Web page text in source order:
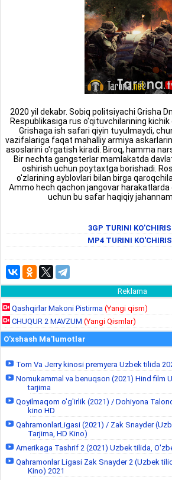
2020 yil dekabr. Sobiq politsiyachi Grisha
Respublikasiga rus o'qituvchilarining kichik
Grishaga ish safari qiyin tuyulmaydi,
vazifalariga faqat mahalliy armiya
asoslarini o'rgatish kiradi. Biroq, hamma
Bir nechta gangsterlar mamlakatda
oshirish uchun poytaxtga borishadi.
o'zlarining ayblovlari bilan birga
Ammo hech qachon jangovar
uchun bu safar haqiqiy
3GP TURINI
MP4 TURINI
Reklama
Qashqirlar Makoni Pistirma (Yangi qism)
CHUQUR 2 MAVZUM (Yangi Qismlar)
O'xshash Ma'lumotlar
Tom Va Jerry kinosi premyera Uzbek tilida
Nomukammal va benuqson (2021) Hind film
tarjima
Qoyilmaqom o'g'irlik (2021) / Dohiyona
kino HD
QahramonlarLigasi (2021) / Zak Snayder
Tarjima, HD Kino)
Amerikaga Tashrif 2 (2021) Uzbek tilida,
Qahramonlar Ligasi Zak Snayder 2 (Uzbek
Kino) 2021